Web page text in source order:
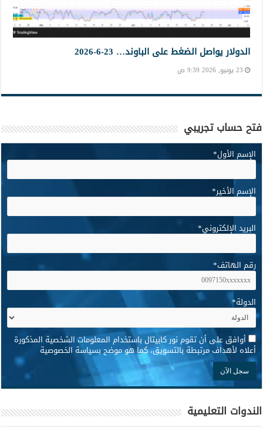
الدولار يواصل الضغط على الباوند… 23-6-2026
23 يونيو, 2026 9:39 ص
فتح حساب تجريبي
الإسم الأول*
الإسم الأخير*
البريد الإلكتروني*
رقم الهاتف*
الدولة*
* أوافق على أن تقوم نور كابيتال باستخدام المعلومات الشخصية المذكورة
أعلاه لأهداف مرتبطة بالتسويق، كما هو موضح بسياسة الخصوصية
الندوات التعليمية